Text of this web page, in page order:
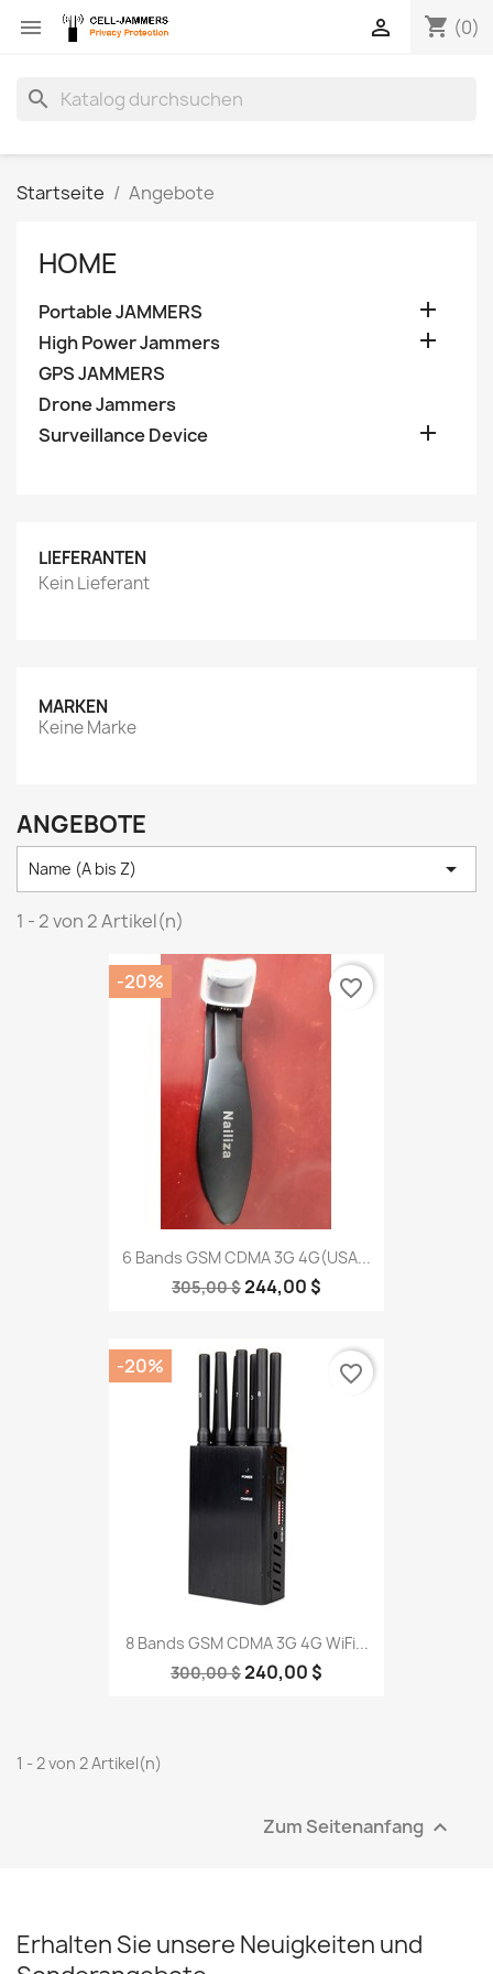
 shopping_cart (0)

search
Startseite Angebote
HOME
Portable JAMMERS 
High Power Jammers 
GPS JAMMERS
Drone Jammers
Surveillance Device

LIEFERANTEN
Kein Lieferant
MARKEN
Keine Marke
ANGEBOTE
Name (A bis Z) 
1 - 2 von 2 Artikel(n)
6 Bands GSM CDMA 3G 4G(USA...
305,00 $244,00 $
-20% favorite_border
8 Bands GSM CDMA 3G 4G WiFi...
300,00 $240,00 $
-20% favorite_border
1 - 2 von 2 Artikel(n)
Zum Seitenanfang 
Erhalten Sie unsere Neuigkeiten und